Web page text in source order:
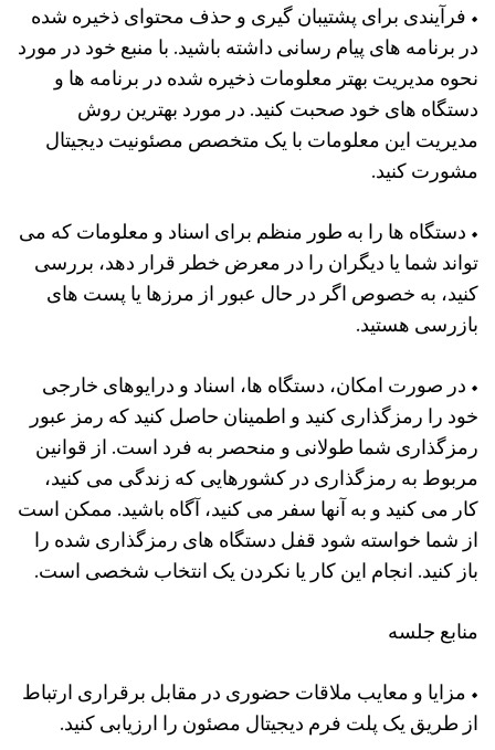
• فرآیندی برای پشتیبان گیری و حذف محتوای ذخیره شده
در برنامه های پیام رسانی داشته باشید. با منبع خود در مورد
نحوه مدیریت بهتر معلومات ذخیره شده در برنامه ها و
دستگاه های خود صحبت کنید. در مورد بهترین روش
مدیریت این معلومات با یک متخصص مصئونیت دیجیتال
مشورت کنید.
• دستگاه ها را به طور منظم برای اسناد و معلومات که می
تواند شما یا دیگران را در معرض خطر قرار دهد، بررسی
کنید، به خصوص اگر در حال عبور از مرزها یا پست های
بازرسی هستید.
• در صورت امکان، دستگاه ها، اسناد و درایوهای خارجی
خود را رمزگذاری کنید و اطمینان حاصل کنید که رمز عبور
رمزگذاری شما طولانی و منحصر به فرد است. از قوانین
مربوط به رمزگذاری در کشورهایی که زندگی می کنید،
کار می کنید و به آنها سفر می کنید، آگاه باشید. ممکن است
از شما خواسته شود قفل دستگاه های رمزگذاری شده را
باز کنید. انجام این کار یا نکردن یک انتخاب شخصی است.
منابع جلسه
• مزایا و معایب ملاقات حضوری در مقابل برقراری ارتباط
از طریق یک پلت فرم دیجیتال مصئون را ارزیابی کنید.